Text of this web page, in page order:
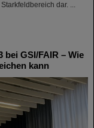
dar. ...
bei GSI/FAIR – Wie
kann